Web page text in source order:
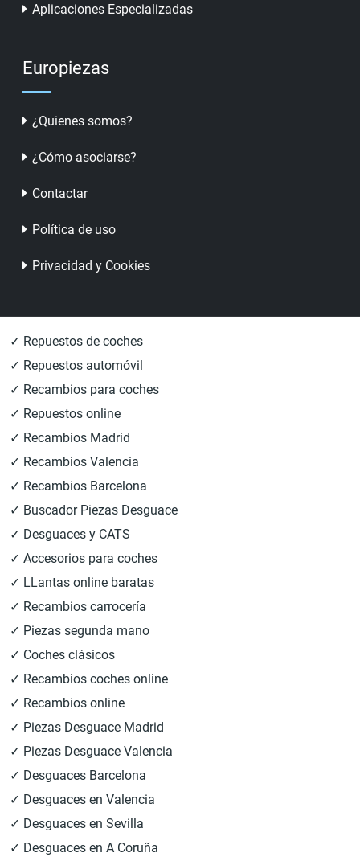
Aplicaciones Especializadas
Europiezas
¿Quienes somos?
¿Cómo asociarse?
Contactar
Política de uso
Privacidad y Cookies
✓ Repuestos de coches
✓ Repuestos automóvil
✓ Recambios para coches
✓ Repuestos online
✓ Recambios Madrid
✓ Recambios Valencia
✓ Recambios Barcelona
✓ Buscador Piezas Desguace
✓ Desguaces y CATS
✓ Accesorios para coches
✓ LLantas online baratas
✓ Recambios carrocería
✓ Piezas segunda mano
✓ Coches clásicos
✓ Recambios coches online
✓ Recambios online
✓ Piezas Desguace Madrid
✓ Piezas Desguace Valencia
✓ Desguaces Barcelona
✓ Desguaces en Valencia
✓ Desguaces en Sevilla
✓ Desguaces en A Coruña